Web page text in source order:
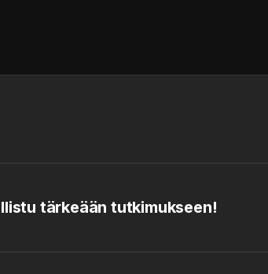
tärkeään tutkimukseen!